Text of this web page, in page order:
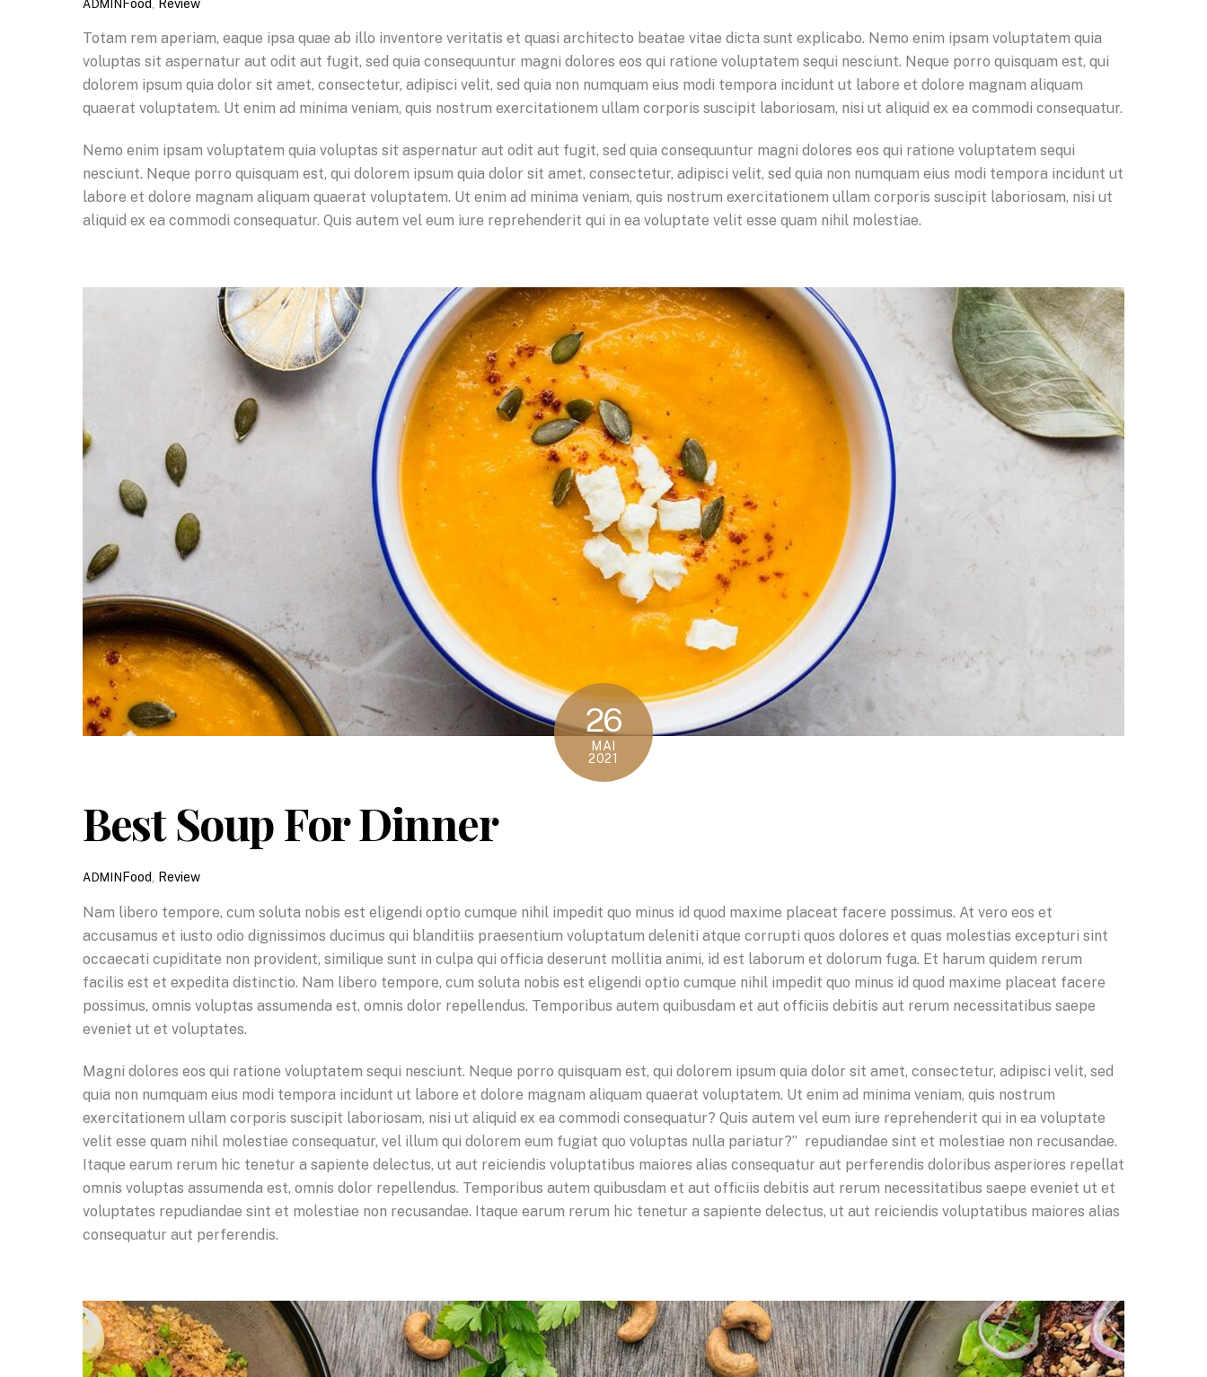
ADMIN
Totam rem aperiam, eaque ipsa quae ab illo inventore veritatis et quasi architecto beatae vitae dicta sunt explicabo. Nemo enim ipsam voluptatem quia
voluptas sit aspernatur aut odit aut fugit, sed quia consequuntur magni dolores eos qui ratione voluptatem sequi nesciunt. Neque porro quisquam est, qui
dolorem ipsum quia dolor sit amet, consectetur, adipisci velit, sed quia non numquam eius modi tempora incidunt ut labore et dolore magnam aliquam
quaerat voluptatem. Ut enim ad minima veniam, quis nostrum exercitationem ullam corporis suscipit laboriosam, nisi ut aliquid ex ea commodi consequatur.
Nemo enim ipsam voluptatem quia voluptas sit aspernatur aut odit aut fugit, sed quia consequuntur magni dolores eos qui ratione voluptatem sequi
nesciunt. Neque porro quisquam est, qui dolorem ipsum quia dolor sit amet, consectetur, adipisci velit, sed quia non numquam eius modi tempora incidunt ut
labore et dolore magnam aliquam quaerat voluptatem. Ut enim ad minima veniam, quis nostrum exercitationem ullam corporis suscipit laboriosam, nisi ut
aliquid ex ea commodi consequatur. Quis autem vel eum iure reprehenderit qui in ea voluptate velit esse quam nihil molestiae.
26
MAI
2021
Best Soup For Dinner
ADMIN Food Review
Nam libero tempore, cum soluta nobis est eligendi optio cumque nihil impedit quo minus id quod maxime placeat facere possimus. At vero eos et
accusamus et iusto odio dignissimos ducimus qui blanditiis praesentium voluptatum deleniti atque corrupti quos dolores et quas molestias excepturi sint
occaecati cupiditate non provident, similique sunt in culpa qui officia deserunt mollitia animi, id est laborum et dolorum fuga. Et harum quidem rerum
facilis est et expedita distinctio. Nam libero tempore, cum soluta nobis est eligendi optio cumque nihil impedit quo minus id quod maxime placeat facere
possimus, omnis voluptas assumenda est, omnis dolor repellendus. Temporibus autem quibusdam et aut officiis debitis aut rerum necessitatibus saepe
eveniet ut et voluptates.
Magni dolores eos qui ratione voluptatem sequi nesciunt. Neque porro quisquam est, qui dolorem ipsum quia dolor sit amet, consectetur, adipisci velit, sed
quia non numquam eius modi tempora incidunt ut labore et dolore magnam aliquam quaerat voluptatem. Ut enim ad minima veniam, quis nostrum
exercitationem ullam corporis suscipit laboriosam, nisi ut aliquid ex ea commodi consequatur? Quis autem vel eum iure reprehenderit qui in ea voluptate
velit esse quam nihil molestiae consequatur, vel illum qui dolorem eum fugiat quo voluptas nulla pariatur?” repudiandae sint et molestiae non recusandae.
Itaque earum rerum hic tenetur a sapiente delectus, ut aut reiciendis voluptatibus maiores alias consequatur aut perferendis doloribus asperiores repellat
omnis voluptas assumenda est, omnis dolor repellendus. Temporibus autem quibusdam et aut officiis debitis aut rerum necessitatibus saepe eveniet ut et
voluptates repudiandae sint et molestiae non recusandae. Itaque earum rerum hic tenetur a sapiente delectus, ut aut reiciendis voluptatibus maiores alias
consequatur aut perferendis.